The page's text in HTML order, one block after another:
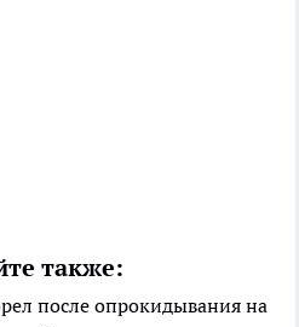
также:
после опрокидывания на